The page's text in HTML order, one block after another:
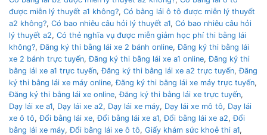
được miễn lý thuyết a1 không?, Có bằng lái ô tô được miễn lý thuyết
a2 không?, Có bao nhiêu câu hỏi lý thuyết a1, Có bao nhiêu câu hỏi
lý thuyết a2, Có thẻ nghĩa vụ được miễn giảm học phí thi bằng lái
không?,Đăng ký thi bằng lái xe 2 bánh online,Đăng ký thi bằng lái
xe 2 bánh trực tuyến,Đăng ký thi bằng lái xe a1 online,Đăng ký thi
bằng lái xe a1 trực tuyến,Đăng ký thi bằng lái xe a2 trực tuyến,Đăng
ký thi bằng lái xe máy online,Đăng ký thi bằng lái xe máy trực tuyến,
Đăng ký thi bằng lái xe online,Đăng ký thi bằng lái xe trực tuyến,
Dạy lái xe a1, Dạy lái xe a2, Dạy lái xe máy, Dạy lái xe mô tô, Dạy lái
xe ô tô,Đổi bằng lái xe,Đổi bằng lái xe a1,Đổi bằng lái xe a2,Đổi
bằng lái xe máy,Đổi bằng lái xe ô tô, Giấy khám sức khoẻ thi a1,